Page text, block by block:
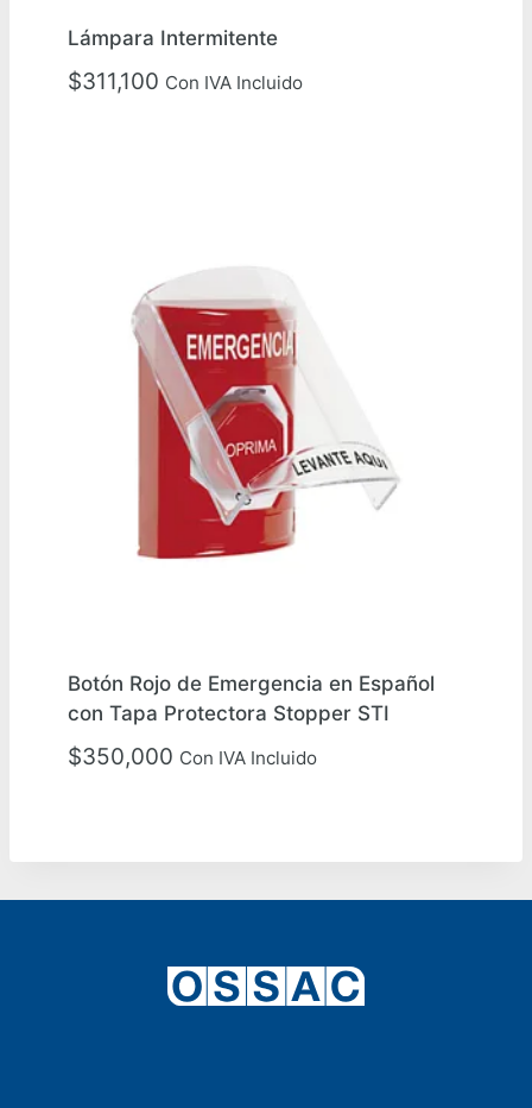
Lámpara Intermitente
$311,100 Con IVA Incluido
Botón Rojo de Emergencia en Español
con Tapa Protectora Stopper STI
$350,000 Con IVA Incluido